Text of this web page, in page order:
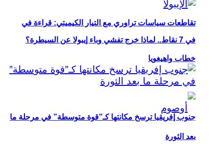
تقاطعات سياسات تراوري مع التيار الكيميتي: قراءة في
خطاب واهيغويا
في 7 نقاط.. لماذا خرج تفشي وباء إيبولا عن السيطرة؟
جنوب إفريقيا ترسخ مكانتها كـ”قوة متوسطة” في مرحلة ما
بعد الثورة